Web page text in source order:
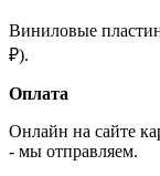
Виниловые
₽).
Оплата
Онлайн на сайте
- мы отправляем.